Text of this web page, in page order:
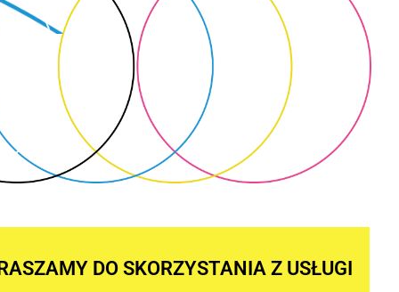
DO SKORZYSTANIA Z USŁUGI